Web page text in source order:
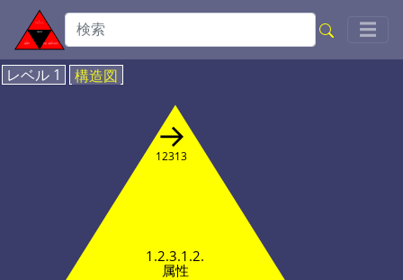
☰
レベル 1 構造図
1.2.3.1.2.
属性
→
12313